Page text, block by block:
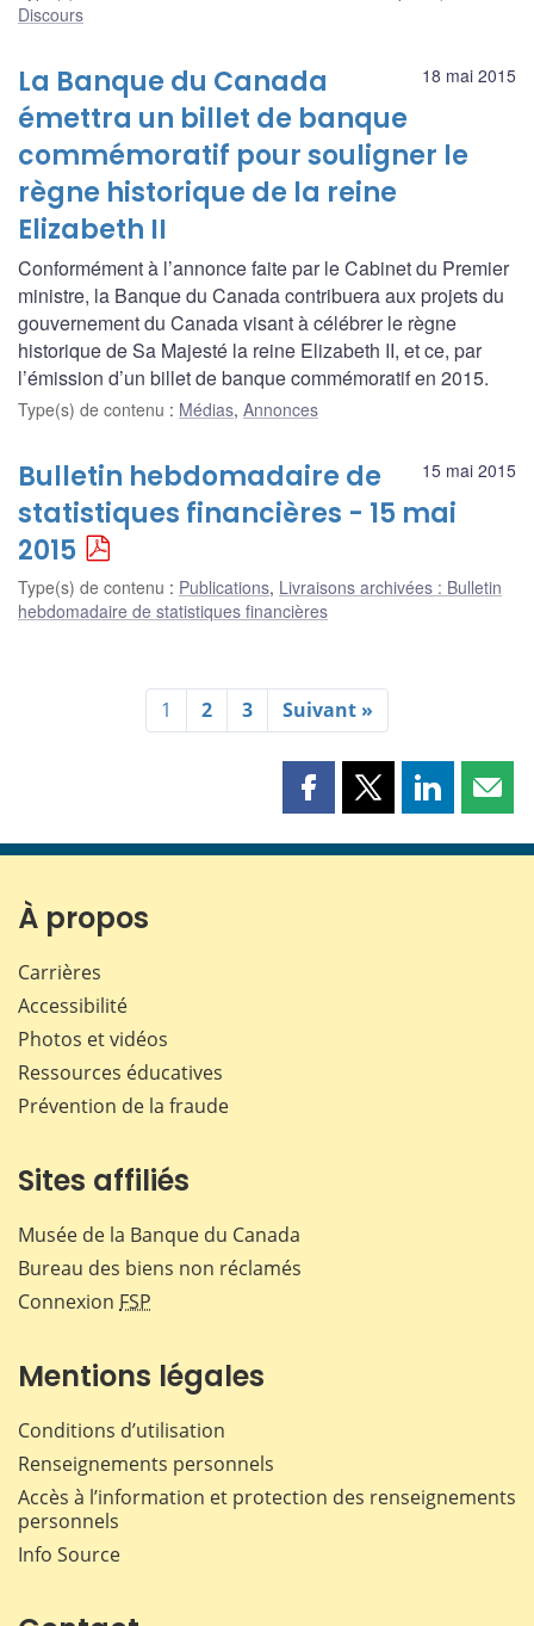
Discours
18 mai 2015
La Banque du Canada
émettra un billet de banque
commémoratif pour souligner le
règne historique de la reine
Elizabeth II
Conformément à l’annonce faite par le Cabinet du Premier
ministre, la Banque du Canada contribuera aux projets du
gouvernement du Canada visant à célébrer le règne
historique de Sa Majesté la reine Elizabeth II, et ce, par
l’émission d’un billet de banque commémoratif en 2015.
Type(s) de contenu : Médias, Annonces
15 mai 2015
Bulletin hebdomadaire de
statistiques financières - 15 mai
2015
Type(s) de contenu : Publications, Livraisons archivées : Bulletin
hebdomadaire de statistiques financières
1 2 3 Suivant »
Partager
page
Partager
page
Partager
page page
À propos
Carrières
Accessibilité
Photos et vidéos
Ressources éducatives
Prévention de la fraude
Sites affiliés
Musée de la Banque du Canada
Bureau des biens non réclamés
Connexion FSP
Mentions légales
Conditions d’utilisation
Renseignements personnels
Accès à l’information et protection des renseignements
personnels
Info Source